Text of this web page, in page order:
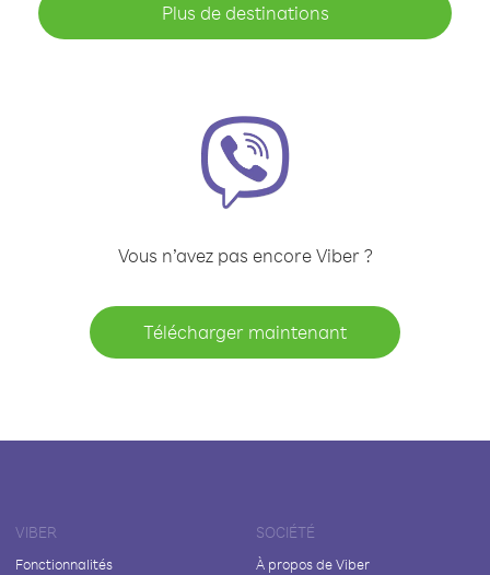
Plus de destinations
Vous n’avez pas encore Viber ?
Télécharger maintenant
VIBER
Fonctionnalités
SOCIÉTÉ
À propos de Viber